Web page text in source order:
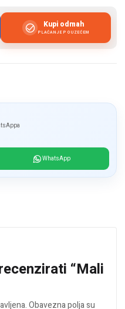
Kupi odmah
PLAĆANJE POUZEĆEM
WhatsApp
“Mali
Obavezna polja su